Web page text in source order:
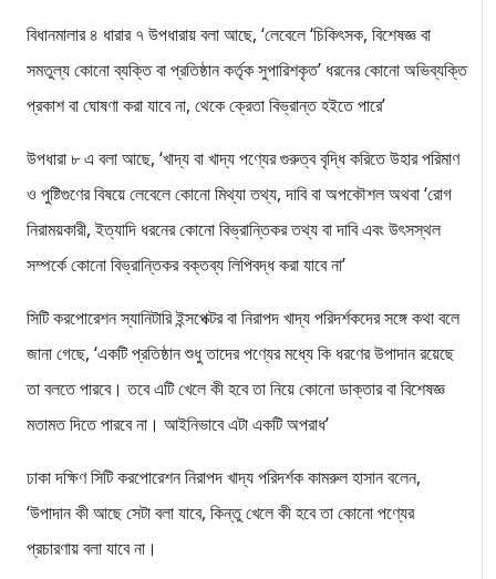
বিধানমালার ৪ ধারার ৭ উপধারায় বলা আছে, ‘লেবেলে ‘চিকিৎসক, বিশেষজ্ঞ বা
সমতুল্য কোনো ব্যক্তি বা প্রতিষ্ঠান কর্তৃক সুপারিশকৃত’ ধরনের কোনো অভিব্যক্তি
প্রকাশ বা ঘোষণা করা যাবে না, থেকে ক্রেতা বিভ্রান্ত হইতে পারে’
উপধারা ৮ এ বলা আছে, ‘খাদ্য বা খাদ্য পণ্যের গুরুত্ব বৃদ্ধি করিতে উহার পরিমাণ
ও পুষ্টিগুণের বিষয়ে লেবেলে কোনো মিথ্যা তথ্য, দাবি বা অপকৌশল অথবা ‘রোগ
নিরাময়কারী, ইত্যাদি ধরনের কোনো বিভ্রান্তিকর তথ্য বা দাবি এবং উৎসস্থল
সম্পর্কে কোনো বিভ্রান্তিকর বক্তব্য লিপিবদ্ধ করা যাবে না’
সিটি করপোরেশন স্যানিটারি ইন্সপেক্টর বা নিরাপদ খাদ্য পরিদর্শকদের সঙ্গে কথা বলে
জানা গেছে, ‘একটি প্রতিষ্ঠান শুধু তাদের পণ্যের মধ্যে কি ধরণের উপাদান রয়েছে
তা বলতে পারবে। তবে এটি খেলে কী হবে তা নিয়ে কোনো ডাক্তার বা বিশেষজ্ঞ
মতামত দিতে পারবে না। আইনিভাবে এটা একটি অপরাধ’
ঢাকা দক্ষিণ সিটি করপোরেশন নিরাপদ খাদ্য পরিদর্শক কামরুল হাসান বলেন,
‘উপাদান কী আছে সেটা বলা যাবে, কিন্তু খেলে কী হবে তা কোনো পণ্যের
প্রচারণায় বলা যাবে না।